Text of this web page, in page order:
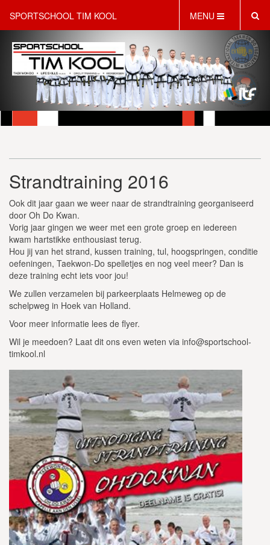
SPORTSCHOOL TIM KOOL MENU
HOME
INFORMATIE
LESAANBOD
ROOSTER
KINDERFEESTJES
WEBSHOP
SCHRIJF JE NU IN!
CONTACT
Strandtraining 2016
Ook dit jaar gaan we weer naar de strandtraining georganiseerd
door Oh Do Kwan.
Vorig jaar gingen we weer met een grote groep en iedereen
kwam hartstikke enthousiast terug.
Hou jij van het strand, kussen training, tul, hoogspringen, conditie
oefeningen, Taekwon-Do spelletjes en nog veel meer? Dan is
deze training echt iets voor jou!
We zullen verzamelen bij parkeerplaats Helmeweg op de
schelpweg in Hoek van Holland.
Voor meer informatie lees de flyer.
Wil je meedoen? Laat dit ons even weten via info@sportschool-
timkool.nl